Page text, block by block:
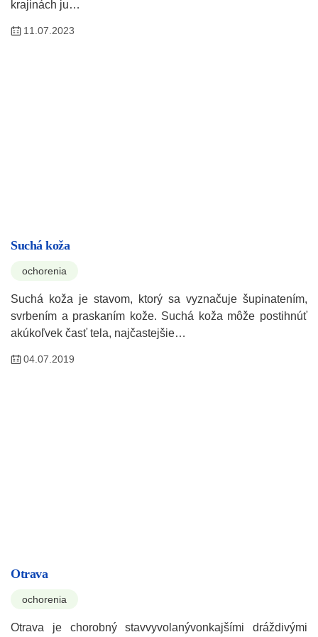
krajinách ju…
11.07.2023
Suchá koža
ochorenia
Suchá koža je stavom, ktorý sa vyznačuje šupinatením,
svrbením a praskaním kože. Suchá koža môže postihnúť
akúkoľvek časť tela, najčastejšie…
04.07.2019
Otrava
ochorenia
Otrava je chorobný stavvyvolanývonkajšími dráždivými